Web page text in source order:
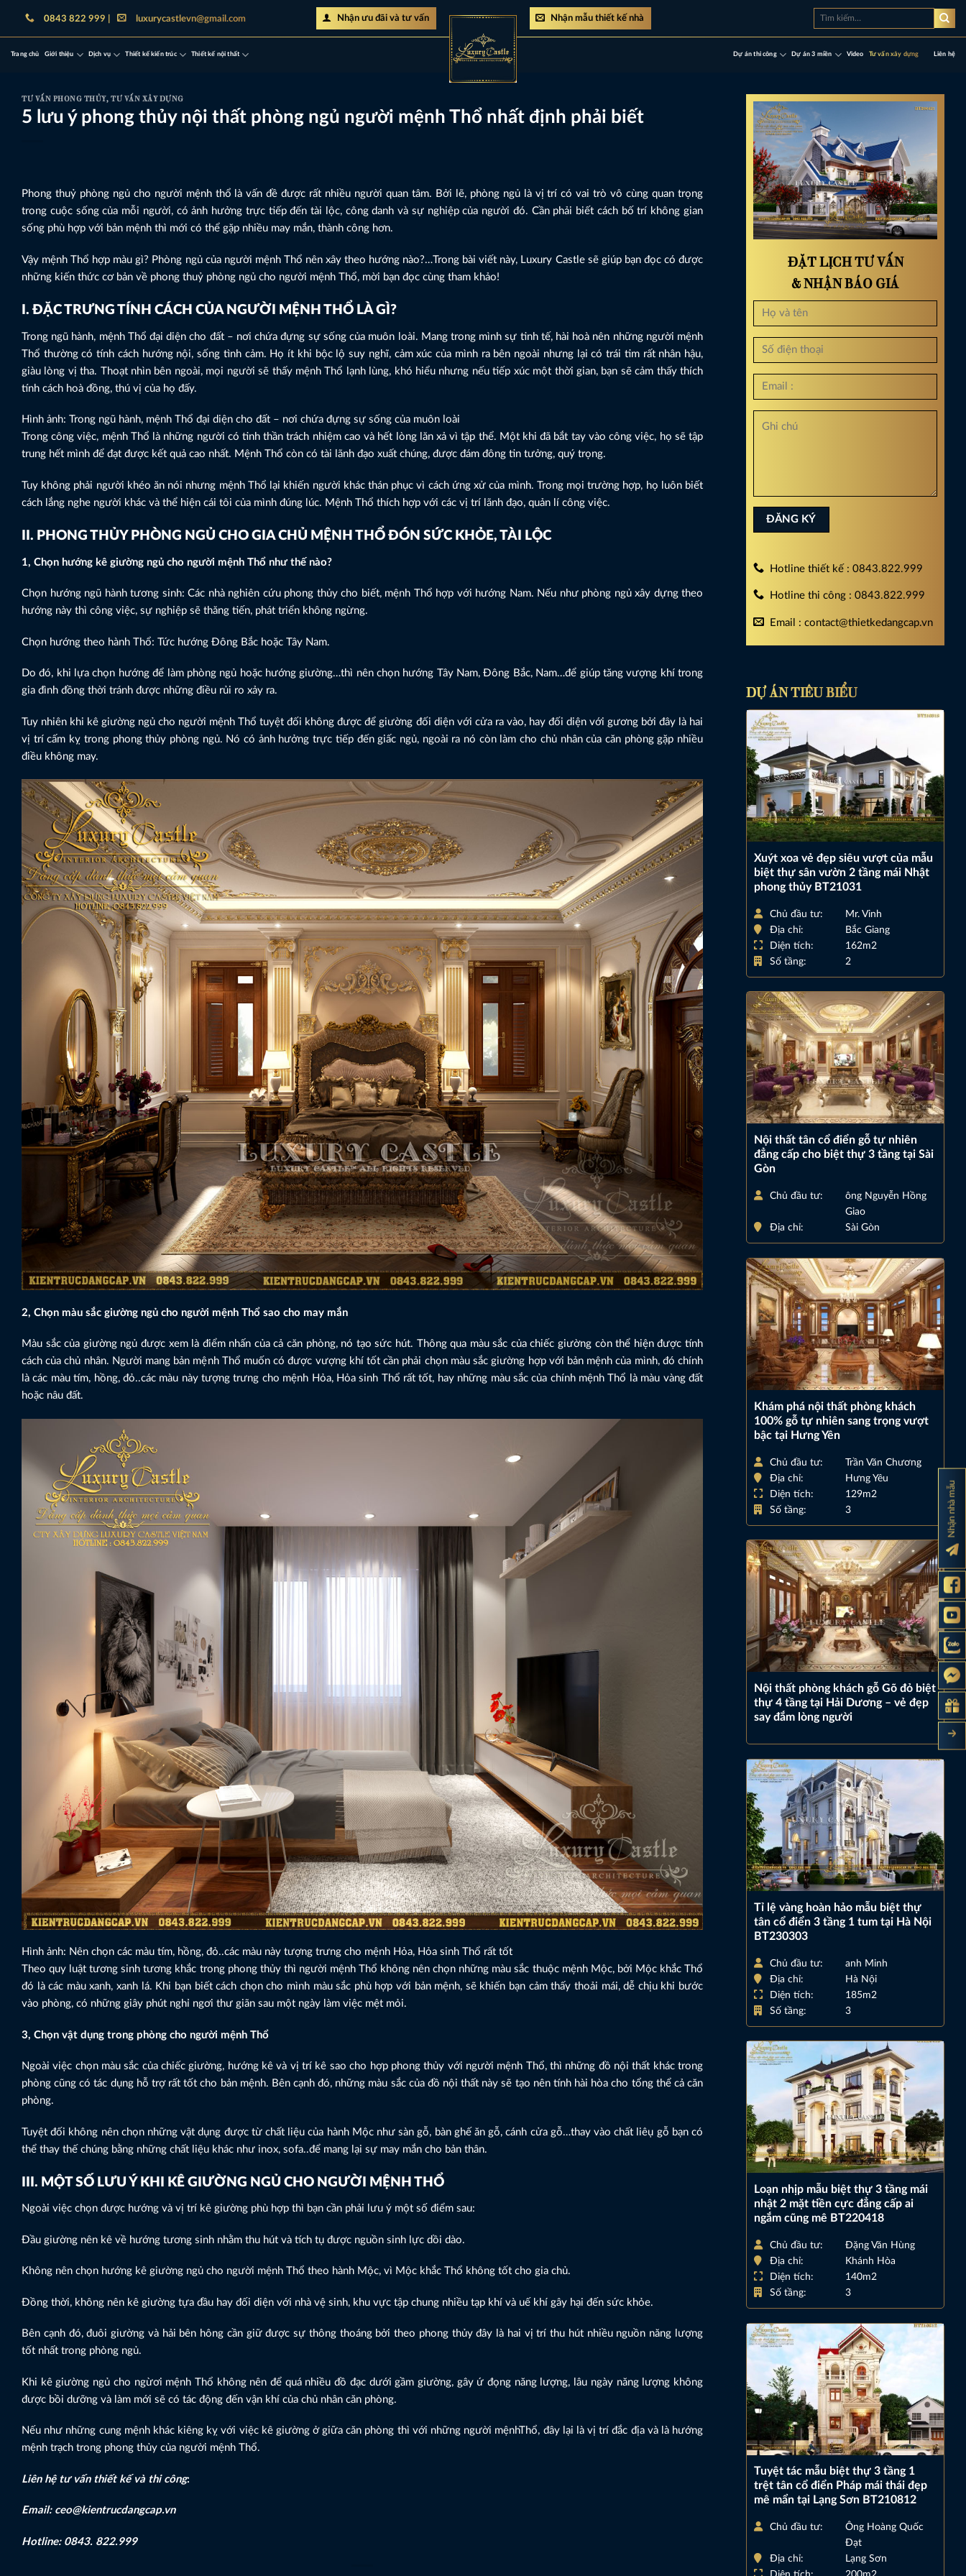
dung
0843 822 999 | luxurycastlevn@gmail.com Nhận ưu đãi và tư vấn Nhận mẫu thiết kế nhà
Tìm
Trang chủ Giới thiệu Dịch vụ Thiết kế kiến trúc Thiết kế nội thất Dự án thi công Dự án 3 miền Video Tư vấn xây dựng Liên hệ
TƯ VẤN PHONG THỦY, TƯ VẤN XÂY DỰNG
5 lưu ý phong thủy nội thất phòng ngủ người mệnh Thổ nhất định phải biết
Phong thuỷ phòng ngủ cho người mệnh thổ là vấn đề được rất nhiều người quan tâm. Bởi lẽ, phòng ngủ là vị trí có vai trò vô cùng quan trọng
trong cuộc sống của mỗi người, có ảnh hưởng trực tiếp đến tài lộc, công danh và sự nghiệp của người đó. Cần phải biết cách bố trí không gian
sống phù hợp với bản mệnh thì mới có thể gặp nhiều may mắn, thành công hơn.
Vậy mệnh Thổ hợp màu gì? Phòng ngủ của người mệnh Thổ nên xây theo hướng nào?…Trong bài viết này, Luxury Castle sẽ giúp bạn đọc có được
những kiến thức cơ bản về phong thuỷ phòng ngủ cho người mệnh Thổ, mời bạn đọc cùng tham khảo!
I. ĐẶC TRƯNG TÍNH CÁCH CỦA NGƯỜI MỆNH THỔ LÀ GÌ?
Trong ngũ hành, mệnh Thổ đại diện cho đất – nơi chứa đựng sự sống của muôn loài. Mang trong mình sự tinh tế, hài hoà nên những người mệnh
Thổ thường có tính cách hướng nội, sống tình cảm. Họ ít khi bộc lộ suy nghĩ, cảm xúc của mình ra bên ngoài nhưng lại có trái tim rất nhân hậu,
giàu lòng vị tha. Thoạt nhìn bên ngoài, mọi người sẽ thấy mệnh Thổ lạnh lùng, khó hiểu nhưng nếu tiếp xúc một thời gian, bạn sẽ cảm thấy thích
tính cách hoà đồng, thú vị của họ đấy.
Hình ảnh: Trong ngũ hành, mệnh Thổ đại diện cho đất – nơi chứa đựng sự sống của muôn loài
Trong công việc, mệnh Thổ là những người có tinh thần trách nhiệm cao và hết lòng lăn xả vì tập thể. Một khi đã bắt tay vào công việc, họ sẽ tập
trung hết mình để đạt được kết quả cao nhất. Mệnh Thổ còn có tài lãnh đạo xuất chúng, được đám đông tin tưởng, quý trọng.
Tuy không phải người khéo ăn nói nhưng mệnh Thổ lại khiến người khác thán phục vì cách ứng xử của mình. Trong mọi trường hợp, họ luôn biết
cách lắng nghe người khác và thể hiện cái tôi của mình đúng lúc. Mệnh Thổ thích hợp với các vị trí lãnh đạo, quản lí công việc.
II. PHONG THỦY PHÒNG NGỦ CHO GIA CHỦ MỆNH THỔ ĐÓN SỨC KHỎE, TÀI LỘC
1, Chọn hướng kê giường ngủ cho người mệnh Thổ như thế nào?
Chọn hướng ngũ hành tương sinh: Các nhà nghiên cứu phong thủy cho biết, mệnh Thổ hợp với hướng Nam. Nếu như phòng ngủ xây dựng theo
hướng này thì công việc, sự nghiệp sẽ thăng tiến, phát triển không ngừng.
Chọn hướng theo hành Thổ: Tức hướng Đông Bắc hoặc Tây Nam.
Do đó, khi lựa chọn hướng để làm phòng ngủ hoặc hướng giường…thì nên chọn hướng Tây Nam, Đông Bắc, Nam…để giúp tăng vượng khí trong
gia đình đồng thời tránh được những điều rủi ro xảy ra.
Tuy nhiên khi kê giường ngủ cho người mệnh Thổ tuyệt đối không được để giường đối diện với cửa ra vào, hay đối diện với gương bởi đây là hai
vị trí cấm kỵ trong phong thủy phòng ngủ. Nó có ảnh hưởng trực tiếp đến giấc ngủ, ngoài ra nó còn làm cho chủ nhân của căn phòng gặp nhiều
điều không may.
2, Chọn màu sắc giường ngủ cho người mệnh Thổ sao cho may mắn
Màu sắc của giường ngủ được xem là điểm nhấn của cả căn phòng, nó tạo sức hút. Thông qua màu sắc của chiếc giường còn thể hiện được tính
cách của chủ nhân. Người mang bản mệnh Thổ muốn có được vượng khí tốt cần phải chọn màu sắc giường hợp với bản mệnh của mình, đó chính
là các màu tím, hồng, đỏ..các màu này tượng trưng cho mệnh Hỏa, Hỏa sinh Thổ rất tốt, hay những màu sắc của chính mệnh Thổ là màu vàng đất
hoặc nâu đất.
Hình ảnh: Nên chọn các màu tím, hồng, đỏ..các màu này tượng trưng cho mệnh Hỏa, Hỏa sinh Thổ rất tốt
Theo quy luật tương sinh tương khắc trong phong thủy thì người mệnh Thổ không nên chọn những màu sắc thuộc mệnh Mộc, bởi Mộc khắc Thổ
đó là các màu xanh, xanh lá. Khi bạn biết cách chọn cho mình màu sắc phù hợp với bản mệnh, sẽ khiến bạn cảm thấy thoải mái, dễ chịu khi bước
vào phòng, có những giây phút nghỉ ngơi thư giãn sau một ngày làm việc mệt mỏi.
3, Chọn vật dụng trong phòng cho người mệnh Thổ
Ngoài việc chọn màu sắc của chiếc giường, hướng kê và vị trí kê sao cho hợp phong thủy với người mệnh Thổ, thì những đồ nội thất khác trong
phòng cũng có tác dụng hỗ trợ rất tốt cho bản mệnh. Bên cạnh đó, những màu sắc của đồ nội thất này sẽ tạo nên tính hài hòa cho tổng thể cả căn
phòng.
Tuyệt đối không nên chọn những vật dụng được từ chất liệu của hành Mộc như sàn gỗ, bàn ghế ăn gỗ, cánh cửa gỗ…thay vào chất liêụ gỗ bạn có
thể thay thế chúng bằng những chất liệu khác như inox, sofa..để mang lại sự may mắn cho bản thân.
III. MỘT SỐ LƯU Ý KHI KÊ GIƯỜNG NGỦ CHO NGƯỜI MỆNH THỔ
Ngoài việc chọn được hướng và vị trí kê giường phù hợp thì bạn cần phải lưu ý một số điểm sau:
Đầu giường nên kê về hướng tương sinh nhằm thu hút và tích tụ được nguồn sinh lực dồi dào.
Không nên chọn hướng kê giường ngủ cho người mệnh Thổ theo hành Mộc, vì Mộc khắc Thổ không tốt cho gia chủ.
Đồng thời, không nên kê giường tựa đầu hay đối diện với nhà vệ sinh, khu vực tập chung nhiều tạp khí và uế khí gây hại đến sức khỏe.
Bên cạnh đó, đuôi giường và hải bên hông cần giữ được sự thông thoáng bởi theo phong thủy đây là hai vị trí thu hút nhiều nguồn năng lượng
tốt nhất trong phòng ngủ.
Khi kê giường ngủ cho ngừơi mệnh Thổ không nên để quá nhiều đồ đạc dưới gầm giường, gây ứ đọng năng lượng, lâu ngày năng lượng không
được bồi dưỡng và làm mới sẽ có tác động đến vận khí của chủ nhân căn phòng.
Nếu như những cung mệnh khác kiêng kỵ với việc kê giường ở giữa căn phòng thì với những người mệnhThổ, đây lại là vị trí đắc địa và là hướng
mệnh trạch trong phong thủy của người mệnh Thổ.
Liên hệ tư vấn thiết kế và thi công:
Email: ceo@kientrucdangcap.vn
Hotline: 0843. 822.999
ĐẶT LỊCH TƯ VẤN
& NHẬN BÁO GIÁ
Hotline thiết kế : 0843.822.999
Hotline thi công : 0843.822.999
Email : contact@thietkedangcap.vn
DỰ ÁN TIÊU BIỂU
Xuýt xoa vẻ đẹp siêu vượt của mẫu
biệt thự sân vườn 2 tầng mái Nhật
phong thủy BT21031
Chủ đầu tư:
Mr. Vinh
Địa chỉ:
Bắc Giang
Diện tích:
162m2
Số tầng:
2
Nội thất tân cổ điển gỗ tự nhiên
đẳng cấp cho biệt thự 3 tầng tại Sài
Gòn
Chủ đầu tư:
ông Nguyễn Hồng
Giao
Địa chỉ:
Sài Gòn
Khám phá nội thất phòng khách
100% gỗ tự nhiên sang trọng vượt
bậc tại Hưng Yên
Chủ đầu tư:
Trần Văn Chương
Địa chỉ:
Hưng Yêu
Diện tích:
129m2
Số tầng:
3
Nội thất phòng khách gỗ Gõ đỏ biệt
thự 4 tầng tại Hải Dương – vẻ đẹp
say đắm lòng người
Tỉ lệ vàng hoàn hảo mẫu biệt thự
tân cổ điển 3 tầng 1 tum tại Hà Nội
BT230303
Chủ đầu tư:
anh Minh
Địa chỉ:
Hà Nội
Diện tích:
185m2
Số tầng:
3
Loạn nhịp mẫu biệt thự 3 tầng mái
nhật 2 mặt tiền cực đẳng cấp ai
ngắm cũng mê BT220418
Chủ đầu tư:
Đặng Văn Hùng
Địa chỉ:
Khánh Hòa
Diện tích:
140m2
Số tầng:
3
Tuyệt tác mẫu biệt thự 3 tầng 1
trệt tân cổ điển Pháp mái thái đẹp
mê mẩn tại Lạng Sơn BT210812
Chủ đầu tư:
Ông Hoàng Quốc
Đạt
Địa chỉ:
Lạng Sơn
Nhận nhà mẫu